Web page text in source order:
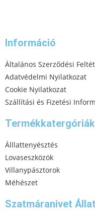
Információ
Általános Szerződési
Adatvédelmi Nyilatkozat
Cookie Nyilatkozat
Szállítási és Fizetési
Termékkatergóriák
Álllattenyésztés
Lovaseszközök
Villanypásztorok
Méhészet
Szatmáranivet